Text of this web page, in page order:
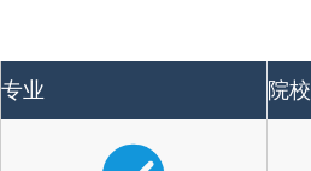
专业 院校